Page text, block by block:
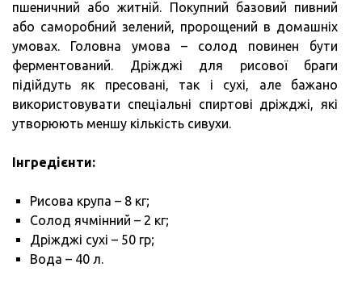
пшеничний або житній. Покупний базовий пивний
або саморобний зелений, пророщений в домашніх
умовах. Головна умова – солод повинен бути
ферментований. Дріжджі для рисової браги
підійдуть як пресовані, так і сухі, але бажано
використовувати спеціальні спиртові дріжджі, які
утворюють меншу кількість сивухи.
Інгредієнти:
Рисова крупа – 8 кг;
Солод ячмінний – 2 кг;
Дріжджі сухі – 50 гр;
Вода – 40 л.